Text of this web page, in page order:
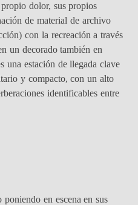
dolor, sus propios
de material de archivo
con la recreación a través
un decorado también en
una estación de llegada clave
y compacto, con un alto
identificables entre
en escena en sus